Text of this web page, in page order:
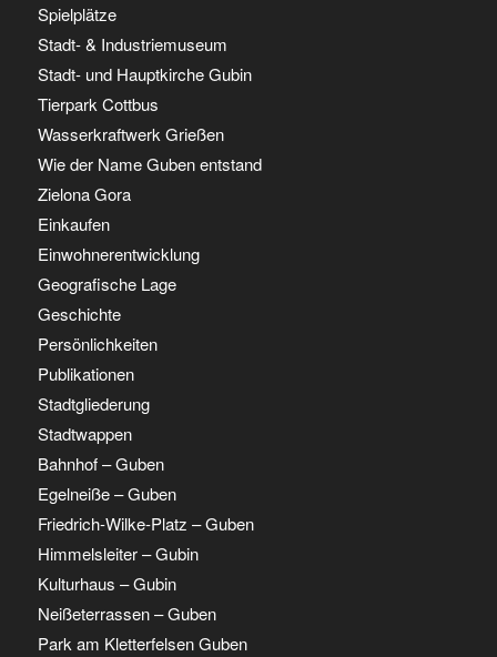
Spielplätze
Stadt- & Industriemuseum
Stadt- und Hauptkirche Gubin
Tierpark Cottbus
Wasserkraftwerk Grießen
Wie der Name Guben entstand
Zielona Gora
Einkaufen
Einwohnerentwicklung
Geografische Lage
Geschichte
Persönlichkeiten
Publikationen
Stadtgliederung
Stadtwappen
Bahnhof – Guben
Egelneiße – Guben
Friedrich-Wilke-Platz – Guben
Himmelsleiter – Gubin
Kulturhaus – Gubin
Neißeterrassen – Guben
Park am Kletterfelsen Guben